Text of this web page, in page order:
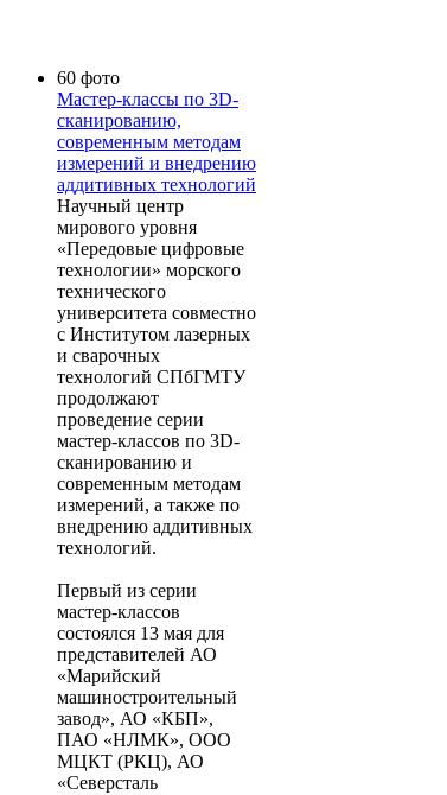
60 фото
Мастер-классы по 3D-
сканированию,
современным методам
измерений и внедрению
аддитивных технологий
Научный центр
мирового уровня
«Передовые цифровые
технологии» морского
технического
университета совместно
с Институтом лазерных
и сварочных
технологий СПбГМТУ
продолжают
проведение серии
мастер-классов по 3D-
сканированию и
современным методам
измерений, а также по
внедрению аддитивных
технологий.
Первый из серии
мастер-классов
состоялся 13 мая для
представителей АО
«Марийский
машиностроительный
завод», АО «КБП»,
ПАО «НЛМК», ООО
МЦКТ (РКЦ), АО
«Северсталь